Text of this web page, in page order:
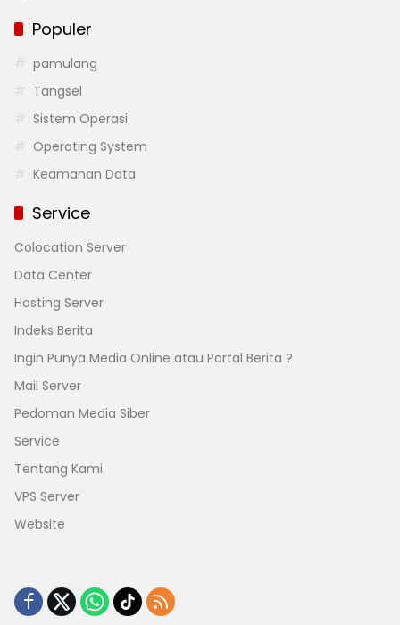
Populer
pamulang
Tangsel
Sistem Operasi
Operating System
Keamanan Data
Service
Colocation Server
Data Center
Hosting Server
Indeks Berita
Ingin Punya Media Online atau Portal Berita ?
Mail Server
Pedoman Media Siber
Service
Tentang Kami
VPS Server
Website